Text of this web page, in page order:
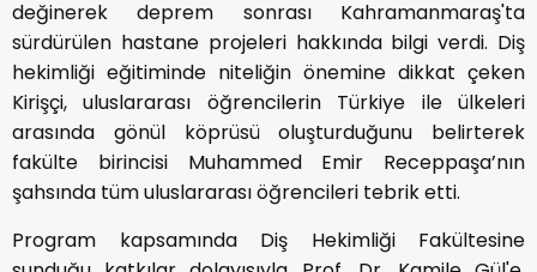
değinerek deprem sonrası Kahramanmaraş'ta
sürdürülen hastane projeleri hakkında bilgi verdi. Diş
hekimliği eğitiminde niteliğin önemine dikkat çeken
Kirişçi, uluslararası öğrencilerin Türkiye ile ülkeleri
arasında gönül köprüsü oluşturduğunu belirterek
fakülte birincisi Muhammed Emir Receppaşa’nın
şahsında tüm uluslararası öğrencileri tebrik etti.
Program kapsamında Diş Hekimliği Fakültesine